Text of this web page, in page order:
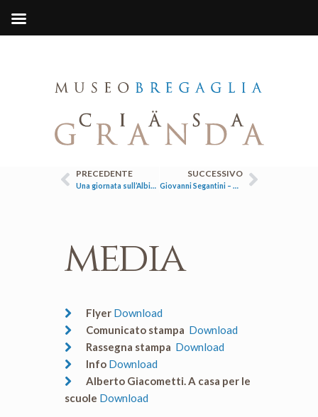
PRECEDENTE
Una giornata sull’Albigna di Emil Zbinden
SUCCESSIVO
Giovanni Segantini – Tra Soglio e Maloja
media
Flyer Download
Comunicato stampa Download
Rassegna stampa Download
Info Download
Alberto Giacometti. A casa per le
scuole Download